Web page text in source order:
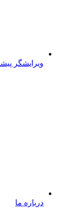
ویرایشگر
درباره ما